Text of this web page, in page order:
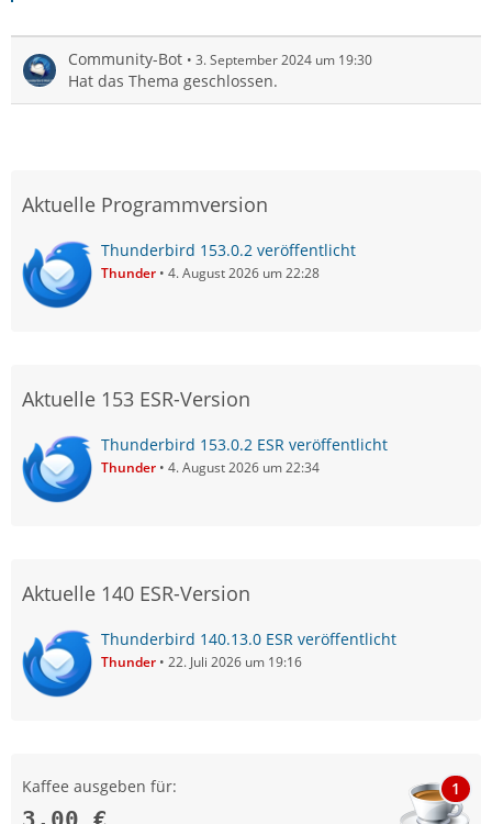
Community-Bot 3. September 2024 um 19:30
Hat das Thema geschlossen.
Aktuelle Programmversion
Thunderbird 153.0.2 veröffentlicht
Thunder 4. August 2026 um 22:28
Aktuelle 153 ESR-Version
Thunderbird 153.0.2 ESR veröffentlicht
Thunder 4. August 2026 um 22:34
Aktuelle 140 ESR-Version
Thunderbird 140.13.0 ESR veröffentlicht
Thunder 22. Juli 2026 um 19:16
Kaffee ausgeben für: 1